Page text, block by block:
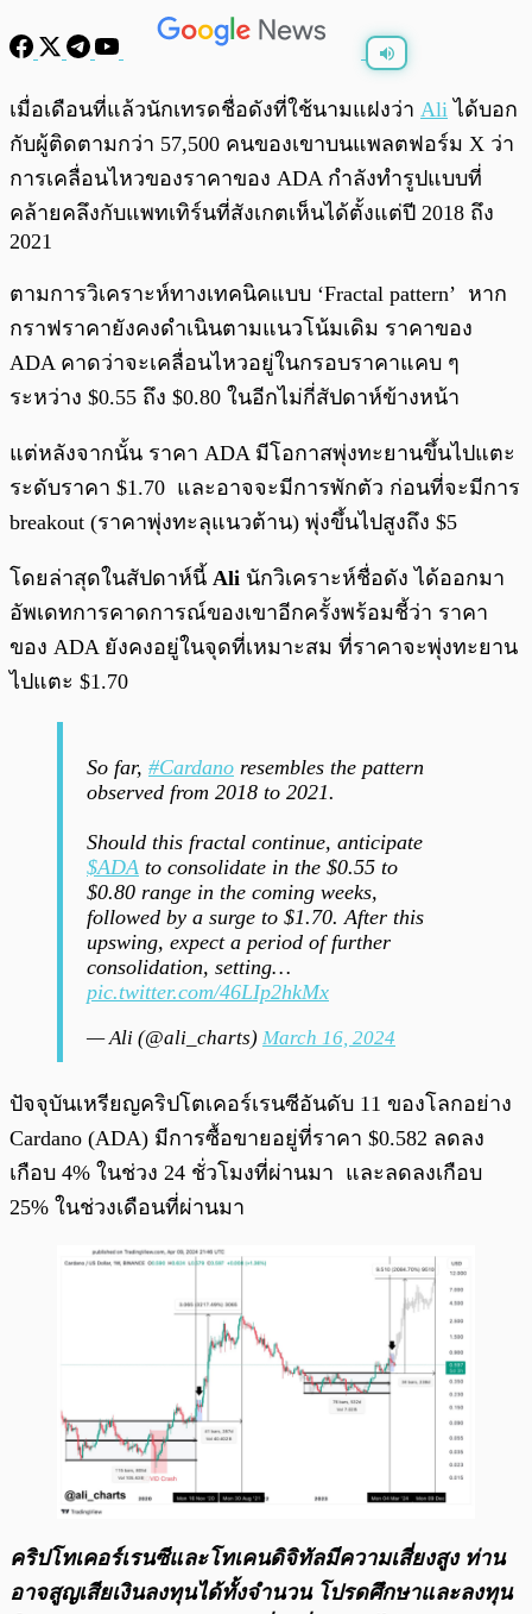
พร้อมเล่น 0:00 0:00
เมื่อเดือนที่แล้วนักเทรดชื่อดังที่ใช้นามแฝงว่า Ali ได้บอก
กับผู้ติดตามกว่า 57,500 คนของเขาบนแพลตฟอร์ม X ว่า
การเคลื่อนไหวของราคาของ ADA กำลังทำรูปแบบที่
คล้ายคลึงกับแพทเทิร์นที่สังเกตเห็นได้ตั้งแต่ปี 2018 ถึง
2021
ตามการวิเคราะห์ทางเทคนิคแบบ ‘Fractal pattern’ หาก
กราฟราคายังคงดำเนินตามแนวโน้มเดิม ราคาของ
ADA คาดว่าจะเคลื่อนไหวอยู่ในกรอบราคาแคบ ๆ
ระหว่าง $0.55 ถึง $0.80 ในอีกไม่กี่สัปดาห์ข้างหน้า
แต่หลังจากนั้น ราคา ADA มีโอกาสพุ่งทะยานขึ้นไปแตะ
ระดับราคา $1.70 และอาจจะมีการพักตัว ก่อนที่จะมีการ
breakout (ราคาพุ่งทะลุแนวต้าน) พุ่งขึ้นไปสูงถึง $5
โดยล่าสุดในสัปดาห์นี้ Ali นักวิเคราะห์ชื่อดัง ได้ออกมา
อัพเดทการคาดการณ์ของเขาอีกครั้งพร้อมชี้ว่า ราคา
ของ ADA ยังคงอยู่ในจุดที่เหมาะสม ที่ราคาจะพุ่งทะยาน
ไปแตะ $1.70
So far, #Cardano resembles the pattern
observed from 2018 to 2021.
Should this fractal continue, anticipate
$ADA to consolidate in the $0.55 to
$0.80 range in the coming weeks,
followed by a surge to $1.70. After this
upswing, expect a period of further
consolidation, setting…
pic.twitter.com/46LIp2hkMx
— Ali (@ali_charts) March 16, 2024
ปัจจุบันเหรียญคริปโตเคอร์เรนซีอันดับ 11 ของโลกอย่าง
Cardano (ADA) มีการซื้อขายอยู่ที่ราคา $0.582 ลดลง
เกือบ 4% ในช่วง 24 ชั่วโมงที่ผ่านมา และลดลงเกือบ
25% ในช่วงเดือนที่ผ่านมา
คริปโทเคอร์เรนซีและโทเคนดิจิทัลมีความเสี่ยงสูง ท่าน
อาจสูญเสียเงินลงทุนได้ทั้งจํานวน โปรดศึกษาและลงทุน